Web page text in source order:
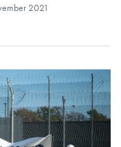
2021